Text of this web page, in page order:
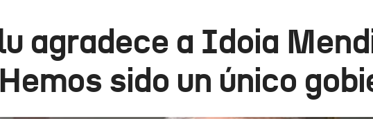
agradece a Idoia
sido un único